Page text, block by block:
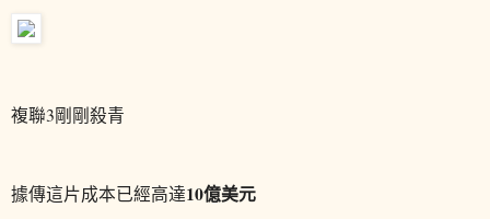
複聯3剛剛殺青
據傳這片成本已經高達10億美元